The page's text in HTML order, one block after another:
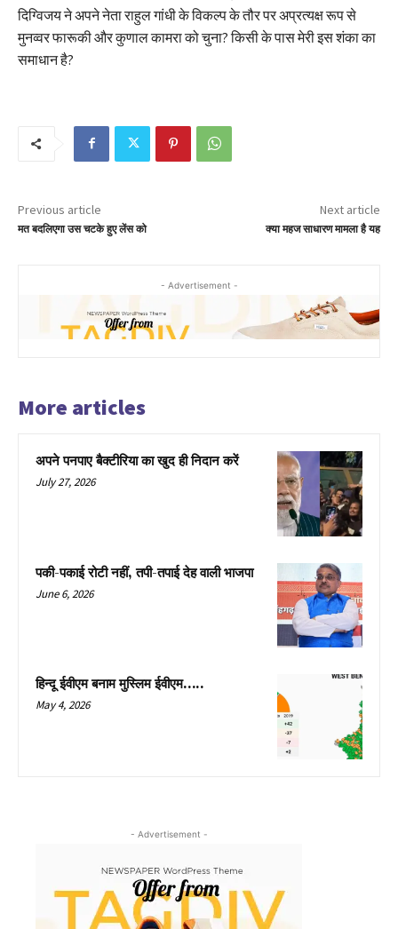
दिग्विजय ने अपने नेता राहुल गांधी के विकल्प के तौर पर अप्रत्यक्ष रूप से
मुनव्वर फारूकी और कुणाल कामरा को चुना? किसी के पास मेरी इस शंका का
समाधान है?
Previous article
मत बदलिएगा उस चटके हुए लेंस को
Next article
क्या महज साधारण मामला है यह
- Advertisement -
More articles
अपने पनपाए बैक्टीरिया का खुद ही निदान करें
July 27, 2026
पकी-पकाई रोटी नहीं, तपी-तपाई देह वाली भाजपा
June 6, 2026
हिन्दू ईवीएम बनाम मुस्लिम ईवीएम…..
May 4, 2026
- Advertisement -